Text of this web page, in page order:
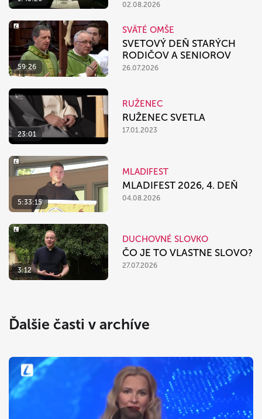
02.08.2026
59:26
SVÄTÉ OMŠE
SVETOVÝ DEŇ STARÝCH
RODIČOV A SENIOROV
26.07.2026
23:01
RUŽENEC
RUŽENEC SVETLA
17.01.2023
5:33:15
MLADIFEST
MLADIFEST 2026, 4. DEŇ
04.08.2026
3:12
DUCHOVNÉ SLOVKO
ČO JE TO VLASTNE SLOVO?
27.07.2026
Ďalšie časti v archíve